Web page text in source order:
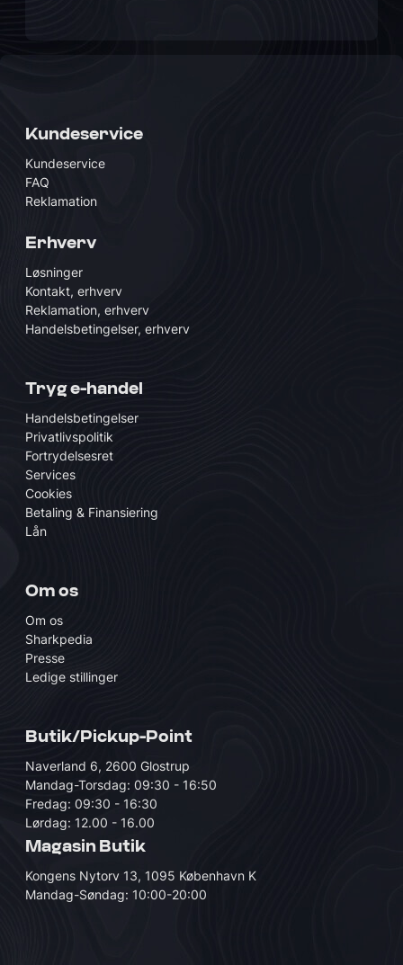
Kundeservice
Kundeservice
FAQ
Reklamation
Erhverv
Løsninger
Kontakt, erhverv
Reklamation, erhverv
Handelsbetingelser, erhverv
Tryg e-handel
Handelsbetingelser
Privatlivspolitik
Fortrydelsesret
Services
Cookies
Betaling & Finansiering
Lån
Om os
Om os
Sharkpedia
Presse
Ledige stillinger
Butik/Pickup-Point
Naverland 6, 2600 Glostrup
Mandag-Torsdag: 09:30 - 16:50
Fredag: 09:30 - 16:30
Lørdag: 12.00 - 16.00
Magasin Butik
Kongens Nytorv 13, 1095 København K
Mandag-Søndag: 10:00-20:00